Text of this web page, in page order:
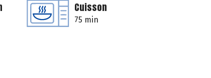
Cuisson
75 min